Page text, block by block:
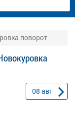
поворот
08 авг